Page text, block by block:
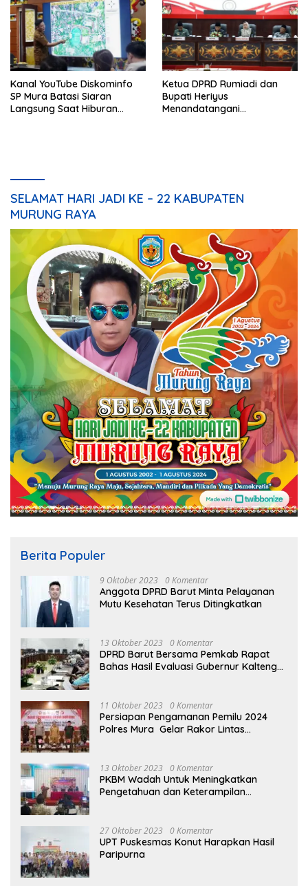
Kanal YouTube Diskominfo
SP Mura Batasi Siaran
Langsung Saat Hiburan
Ketua DPRD Rumiadi dan
Bupati Heriyus
Menandatangani
SELAMAT HARI JADI KE – 22 KABUPATEN
MURUNG RAYA
Berita Populer
9 Oktober 2023 0 Komentar
Anggota DPRD Barut Minta Pelayanan
Mutu Kesehatan Terus Ditingkatkan
13 Oktober 2023 0 Komentar
DPRD Barut Bersama Pemkab Rapat
Bahas Hasil Evaluasi Gubernur Kalteng
11 Oktober 2023 0 Komentar
Persiapan Pengamanan Pemilu 2024
Polres Mura Gelar Rakor Lintas
13 Oktober 2023 0 Komentar
PKBM Wadah Untuk Meningkatkan
Pengetahuan dan Keterampilan
27 Oktober 2023 0 Komentar
UPT Puskesmas Konut Harapkan Hasil
Paripurna